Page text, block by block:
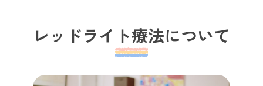
レッドライト療法について